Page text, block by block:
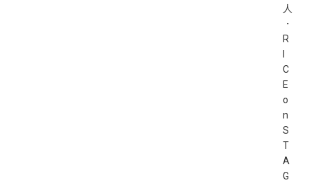
人
・
R
C
E
o
n
S
T
A
G